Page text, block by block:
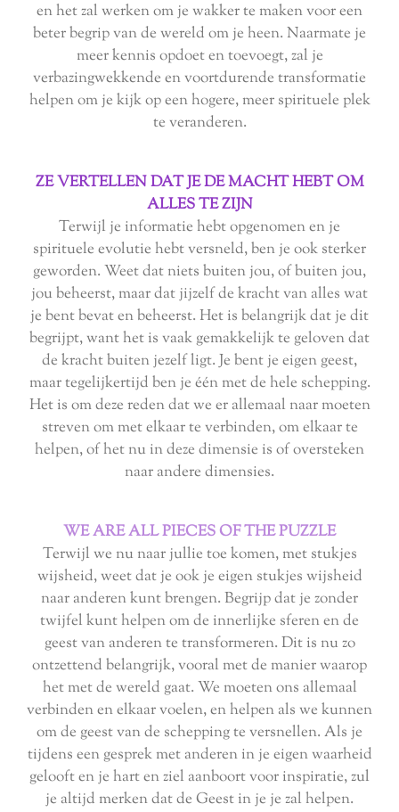
en het zal werken om je wakker te maken voor een
beter begrip van de wereld om je heen. Naarmate je
meer kennis opdoet en toevoegt, zal je
verbazingwekkende en voortdurende transformatie
helpen om je kijk op een hogere, meer spirituele plek
te veranderen.
ZE VERTELLEN DAT JE DE MACHT HEBT OM
ALLES TE ZIJN
Terwijl je informatie hebt opgenomen en je
spirituele evolutie hebt versneld, ben je ook sterker
geworden. Weet dat niets buiten jou, of buiten jou,
jou beheerst, maar dat jijzelf de kracht van alles wat
je bent bevat en beheerst. Het is belangrijk dat je dit
begrijpt, want het is vaak gemakkelijk te geloven dat
de kracht buiten jezelf ligt. Je bent je eigen geest,
maar tegelijkertijd ben je één met de hele schepping.
Het is om deze reden dat we er allemaal naar moeten
streven om met elkaar te verbinden, om elkaar te
helpen, of het nu in deze dimensie is of oversteken
naar andere dimensies.
WE ARE ALL PIECES OF THE PUZZLE
Terwijl we nu naar jullie toe komen, met stukjes
wijsheid, weet dat je ook je eigen stukjes wijsheid
naar anderen kunt brengen. Begrijp dat je zonder
twijfel kunt helpen om de innerlijke sferen en de
geest van anderen te transformeren. Dit is nu zo
ontzettend belangrijk, vooral met de manier waarop
het met de wereld gaat. We moeten ons allemaal
verbinden en elkaar voelen, en helpen als we kunnen
om de geest van de schepping te versnellen. Als je
tijdens een gesprek met anderen in je eigen waarheid
gelooft en je hart en ziel aanboort voor inspiratie, zul
je altijd merken dat de Geest in je je zal helpen.